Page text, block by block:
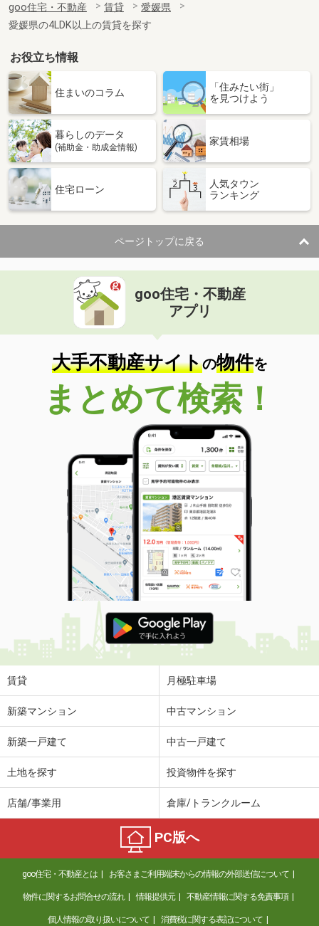
専有面積
23.18m²
間取り
1K
愛媛県松山市内浜町
価 格
3.80万円
愛媛県松山市内浜町
専有面積 23.18m²
間取り
愛媛県松山市福音寺町
住 所
愛媛県松山市福音寺町
専有面積 30m²
間取り
1K
愛媛県松山市土居田町
価 格
住 所
愛媛県松山市土居田町
専有面積 30.84m²
間取り
1K
愛媛県松山市緑町２丁目
価 格
3.60万円
愛媛県松山市緑町２丁目
32.39m²
間取り
1K
愛媛県伊予市尾崎
価 格
3.70万円
住 所
愛媛県伊予市尾崎
専有面積 22.7m²
間取り
1K
愛媛県松山市道後町１丁目
価 格
7.80万円
住 所
愛媛県松山市道後町１丁目
専有面積
愛媛県東温市志津川
3.10万円
愛媛県東温市志津川
7.10万円
住 所
愛媛県東温市志津川
専有面積 70.39m²
間取り
2LDK
愛媛県松山市生石町
goo住宅・不動産 賃貸
愛媛県
愛媛県の4LDK以上の賃貸を探す
お役立ち情報
住まいのコラム
「住みたい街」
を見つけよう
暮らしのデータ
(補助金・助成金情報)
家賃相場
住宅ローン
人気タウン
ランキング
ページトップに戻る
goo住宅・不動産
アプリ
大手不動産サイトの物件を
まとめて検索！
賃貸 月極駐車場
新築マンション 中古マンション
新築一戸建て 中古一戸建て
土地を探す 投資物件を探す
店舗/事業用 倉庫/トランクルーム
PC版へ
goo住宅・不動産とは お客さまご利用端末からの情報の外部送信について
物件に関するお問合せの流れ 情報提供元 不動産情報に関する免責事項
個人情報の取り扱いについて 消費税に関する表記について